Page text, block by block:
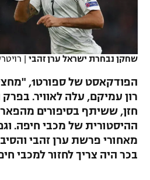
רץ ברשת
תוצאות
לוח שידורים
ברחבה
בית"ר ירושלים
מכבי תל אביב
הפועל תל אביב
הפועל חיפה
הפועל באר שבע
מכבי נתניה
ליגה צרפתית
ליגה הולנדית
ליגה טורקית
ליגות נוספות
הפועל חולון
הפועל ירושלים
דני אבדיה
כדורעף
שחייה
ג'ודו
אגרוף
ספורט אולימפי
שחקן נבחרת ישראל ערן זהבי |
הפודקאסט
חזן, ששיתף בסיפורים
ההיסטורית של מכבי חיפה.
מאחורי פרשת ערן זהבי
בכר היה צריך לחזור למכבי